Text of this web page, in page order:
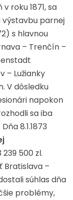
roku 1871, sa
výstavbu parnej
s hlavnou
– Trenčín –
– Lužianky
V dôsledku
napokon
sa iba
8.1.1873
500 zl.
Bratislava –
súhlas dňa
problémy,